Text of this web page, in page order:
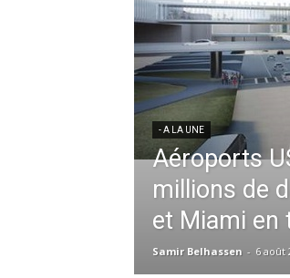
- A LA UNE
Météo
redéfinit les
Samir Belhassen - 24